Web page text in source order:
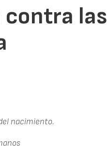
las
nacimiento.